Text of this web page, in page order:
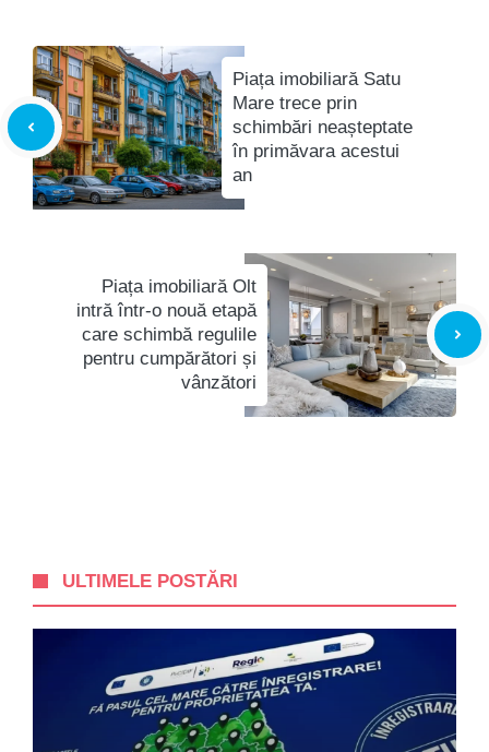
Piața imobiliară Satu
Mare trece prin
schimbări neașteptate
în primăvara acestui
an
Piața imobiliară Olt
intră într-o nouă etapă
care schimbă regulile
pentru cumpărători și
vânzători
ULTIMELE POSTĂRI